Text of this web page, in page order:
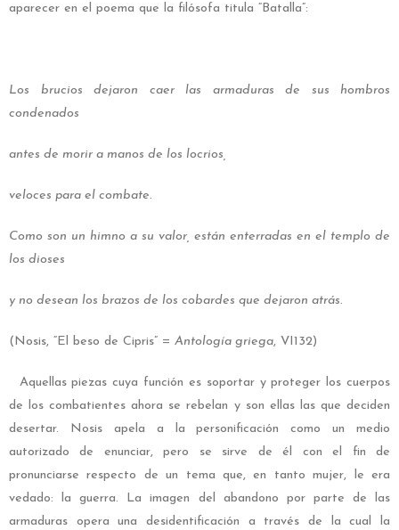
aparecer en el poema que la filósofa titula “Batalla”:
Los brucios dejaron caer las armaduras de sus hombros
condenados
antes de morir a manos de los locrios,
veloces para el combate.
Como son un himno a su valor, están enterradas en el templo de
los dioses
y no desean los brazos de los cobardes que dejaron atrás.
(Nosis, “El beso de Cipris” = Antología griega, VI132)
Aquellas piezas cuya función es soportar y proteger los cuerpos
de los combatientes ahora se rebelan y son ellas las que deciden
desertar. Nosis apela a la personificación como un medio
autorizado de enunciar, pero se sirve de él con el fin de
pronunciarse respecto de un tema que, en tanto mujer, le era
vedado: la guerra. La imagen del abandono por parte de las
armaduras opera una desidentificación a través de la cual la